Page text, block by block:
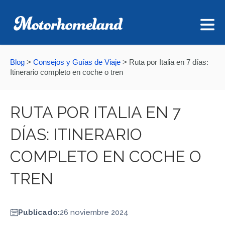
Blog > Consejos y Guías de Viaje > Ruta por Italia en 7 días:
Itinerario completo en coche o tren
RUTA POR ITALIA EN 7
DÍAS: ITINERARIO
COMPLETO EN COCHE O
TREN
Publicado:26 noviembre 2024